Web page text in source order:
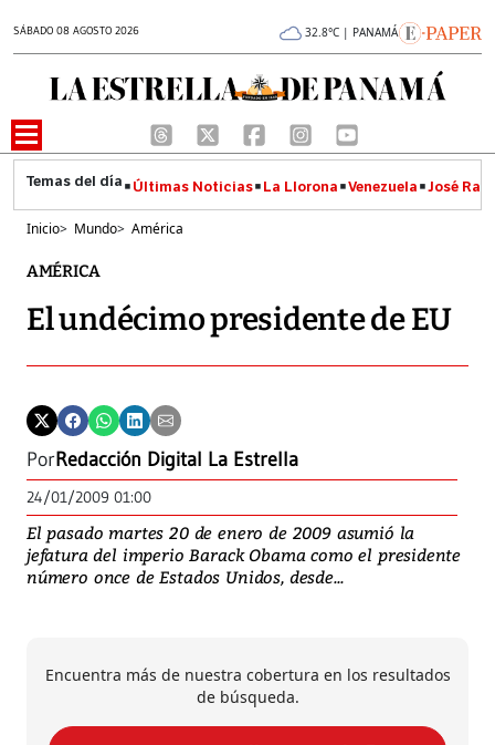
SÁBADO 08 AGOSTO 2026 32.8°C | PANAMÁ
Últimas Noticias La Llorona Venezuela José
Inicio> Mundo> América
AMÉRICA
El undécimo presidente de EU
PorRedacción Digital La Estrella
24/01/2009 01:00
El pasado martes 20 de enero de 2009 asumió la
jefatura del imperio Barack Obama como el presidente
número once de Estados Unidos, desde...
Encuentra más de nuestra cobertura en los resultados
de búsqueda.